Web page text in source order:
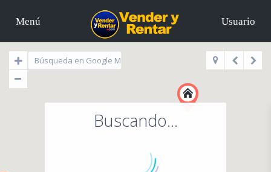
Menú Usuario
Buscando...